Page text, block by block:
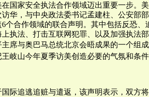
在国家安全执法合作领域迈出重要一步。
访华，与中央政法委书记孟建柱、公安部
个合作领域的联合声明。其中包括反恐
执法、打击互联网犯罪、以及加强执法
席与奥巴马总统北京会晤成果的一个组
岐山今年夏季访美创造必要的气氛和条件
国际追逃追赃与遣返，该声明表示，双方